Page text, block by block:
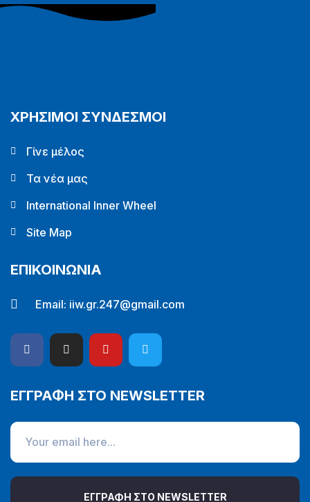
ΧΡΗΣΙΜΟΙ ΣΥΝΔΕΣΜΟΙ
Γίνε μέλος
Τα νέα μας
International Inner Wheel
Site Map
ΕΠΙΚΟΙΝΩΝΙΑ
Email: iiw.gr.247@gmail.com
ΕΓΓΡΑΦΗ ΣΤΟ NEWSLETTER
ΕΓΓΡΑΦΗ ΣΤΟ NEWSLETTER